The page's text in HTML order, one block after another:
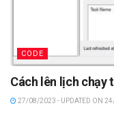
CODE
Cách lên lịch chạy
27/08/2023 - UPDATED ON